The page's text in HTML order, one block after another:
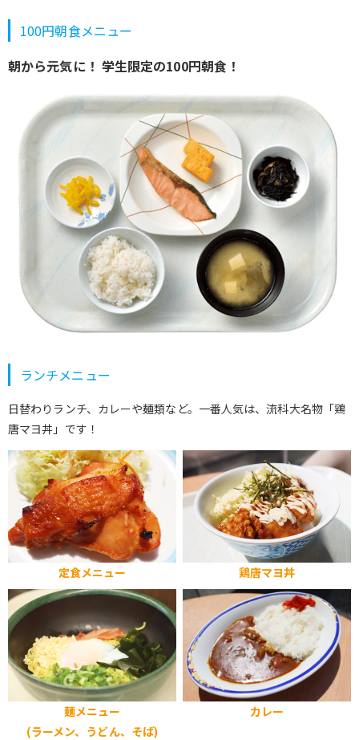
100円朝食メニュー
朝から元気に！ 学生限定の100円朝食！
ランチメニュー
日替わりランチ、カレーや麺類など。一番人気は、流科大名物「鶏
唐マヨ丼」です！
定食メニュー 鶏唐マヨ丼
麺メニュー
(ラーメン、うどん、そば)
カレー